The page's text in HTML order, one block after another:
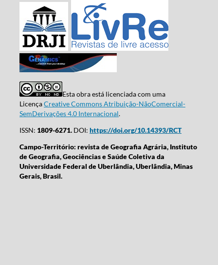
Esta obra está licenciada com uma
LicençaCreative Commons Atribuição-NãoComercial-
SemDerivações 4.0 Internacional.
ISSN: 1809-6271.DOI: https://doi.org/10.14393/RCT
Campo-Território: revista de Geografia Agrária, Instituto
de Geografia, Geociências e Saúde Coletiva da
Universidade Federal de Uberlândia, Uberlândia, Minas
Gerais, Brasil.